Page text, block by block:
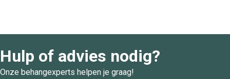
Hulp of advies nodig?
Onze behangexperts helpen je graag!